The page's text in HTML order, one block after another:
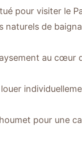
pour visiter le
de
au cœur
pour une